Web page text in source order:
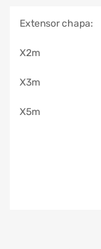
Extensor chapa:
X2m
X3m
X5m